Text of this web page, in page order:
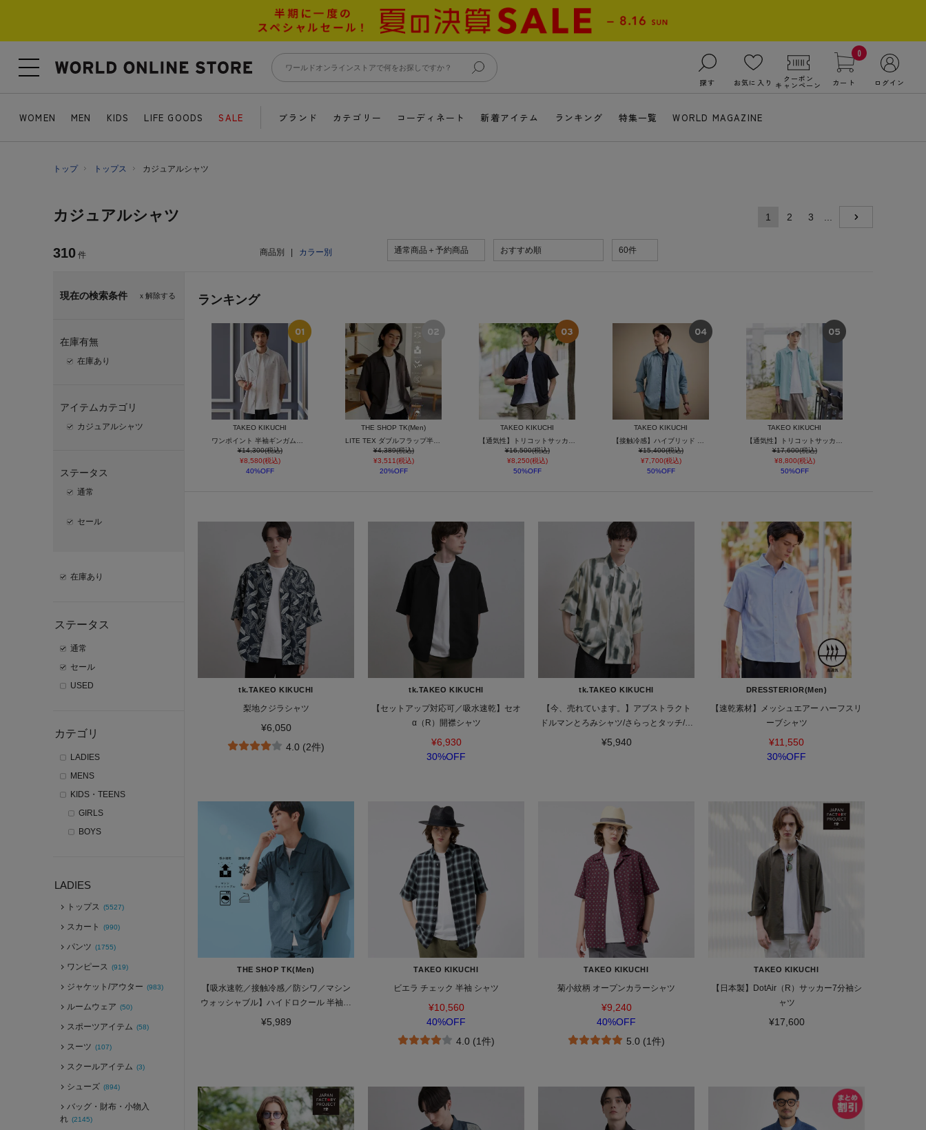
探す お気に入り クーポン
キャンペーン
0
カート ログイン
WOMEN MEN KIDS LIFE GOODS SALE ブランド カテゴリー コーディネート 新着アイテム ランキング 特集一覧 WORLD MAGAZINE
トップ トップス カジュアルシャツ
カジュアルシャツ
310 件 商品別 カラー別 通常商品＋予約商品 おすすめ順 60件
1 2 3
ｘ解除する
現在の検索条件
在庫有無
在庫あり
アイテムカテゴリ
カジュアルシャツ
ステータス
通常
セール
在庫あり
ステータス
通常
セール
USED
カテゴリ
LADIES
MENS
KIDS・TEENS
GIRLS
BOYS
LADIES
トップス (5527)
スカート (990)
パンツ (1755)
ワンピース (919)
ジャケット/アウター (983)
ルームウェア (50)
スポーツアイテム (58)
スーツ (107)
スクールアイテム (3)
シューズ (894)
バッグ・財布・小物入
れ (2145)
ランキング
TAKEO KIKUCHI
¥14,300(税込)
¥8,580(税込)
40%OFF
THE SHOP TK(Men)
¥4,389(税込)
¥3,511(税込)
20%OFF
TAKEO KIKUCHI
¥16,500(税込)
¥8,250(税込)
50%OFF
TAKEO KIKUCHI
¥15,400(税込)
¥7,700(税込)
50%OFF
TAKEO KIKUCHI
¥17,600(税込)
¥8,800(税込)
50%OFF
tk.TAKEO KIKUCHI
梨地クジラシャツ
¥6,050
4.0 (2件)
tk.TAKEO KIKUCHI
【セットアップ対応可／吸水速乾】セオ
α（R）開襟シャツ
¥6,930
30%OFF
tk.TAKEO KIKUCHI
【今、売れています。】アブストラクト
ドルマンとろみシャツ/さらっとタッチ/ド
レープ/美シルエット/総柄シャツ/モード
¥5,940
DRESSTERIOR(Men)
【速乾素材】メッシュエアー ハーフスリ
ーブシャツ
¥11,550
30%OFF
THE SHOP TK(Men)
【吸水速乾／接触冷感／防シワ／マシン
ウォッシャブル】ハイドロクール 半袖シ
ャツ
¥5,989
TAKEO KIKUCHI
ビエラ チェック 半袖 シャツ
¥10,560
40%OFF
4.0 (1件)
TAKEO KIKUCHI
菊小紋柄 オープンカラーシャツ
¥9,240
40%OFF
5.0 (1件)
TAKEO KIKUCHI
【日本製】DotAir（R）サッカー7分袖シ
ャツ
¥17,600